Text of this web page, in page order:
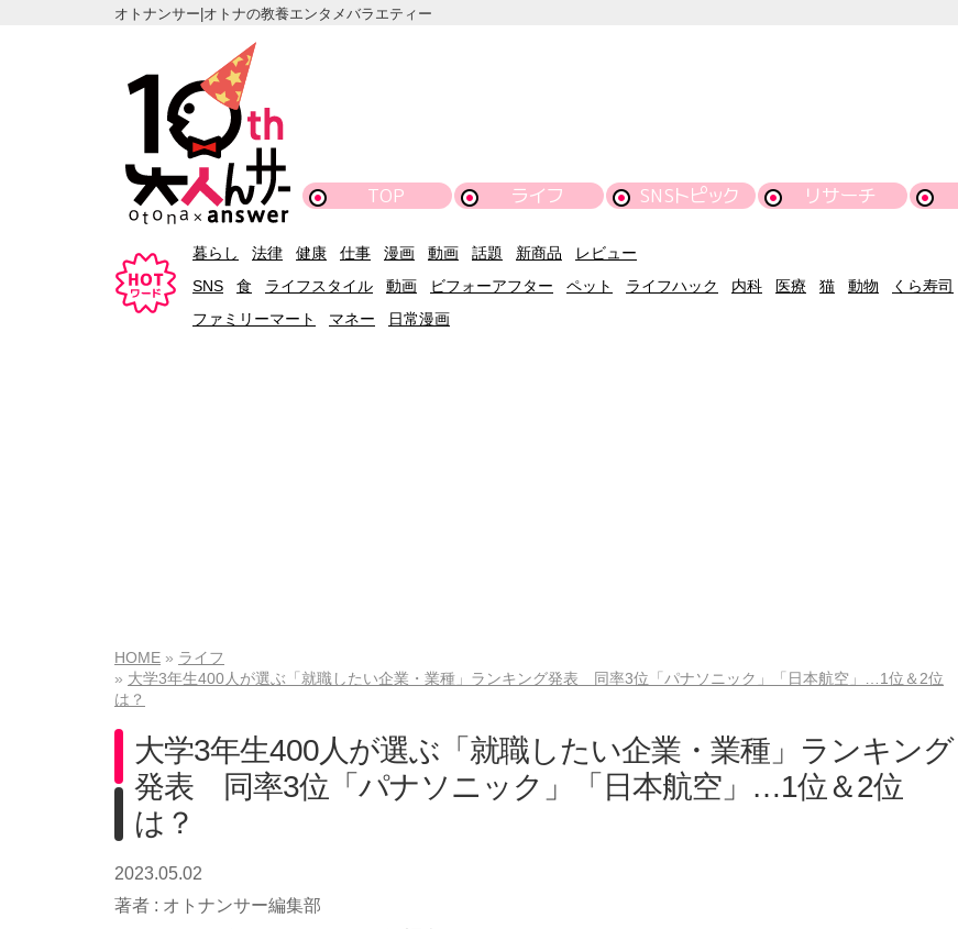
オトナンサー|オトナの教養エンタメバラエティー
TOP ライフ SNSトピック リサーチ
暮らし 法律 健康 仕事 漫画 動画 話題 新商品
レビュー
SNS
食 ライフスタイル 動画 ビフォーアフター ペット ライフハック 内科 医療 猫 動物 くら寿司
ファミリーマート
マネー 日常漫画
HOME
ライフ
大学3年生400人が選ぶ「就職したい企業・業種」ランキング発表 同率3位「パナソニック」「日本航空」…1位＆2位
は？
大学3年生400人が選ぶ「就職したい企業・業種」ランキング
発表 同率3位「パナソニック」「日本航空」…1位＆2位
は？
2023.05.02
著者 : オトナンサー編集部